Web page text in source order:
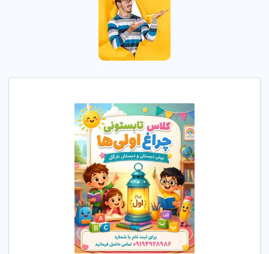
: تضمین ایمنی کودک با دوربین مدار بسته و
برای ثبت نام در مهد کودک در میدان بهمن نازی آباد تهران، نیازهای
کودک (مثل آموزش دو زبانه یا برنامه پاره وقت) را مشخص کنید و با
مهد معتبر تماس بگیرید.
مشاوران حرفه ای شما را در انتخاب برنامه آموزشی و امکانات مهد